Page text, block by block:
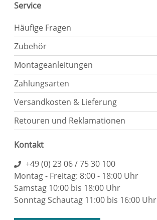
Service
Häufige Fragen
Zubehör
Montageanleitungen
Zahlungsarten
Versandkosten & Lieferung
Retouren und Reklamationen
Kontakt
+49 (0) 23 06 / 75 30 100
Montag - Freitag: 8:00 - 18:00 Uhr
Samstag 10:00 bis 18:00 Uhr
Sonntag Schautag 11:00 bis 16:00 Uhr